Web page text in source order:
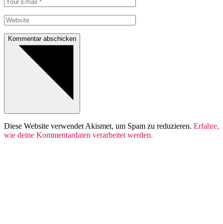
Kommentar abschicken
Diese Website verwendet Akismet, um Spam zu reduzieren. Erfahre,
wie deine Kommentardaten verarbeitet werden.